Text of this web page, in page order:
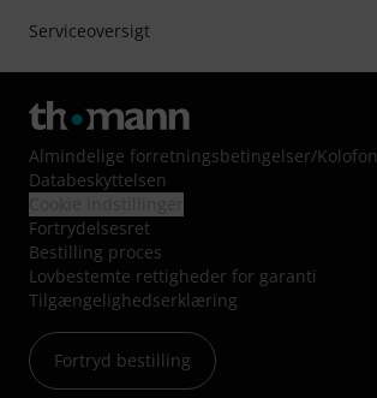
Serviceoversigt
Almindelige forretningsbetingelser/Kolofon
Databeskyttelsen
Fortrydelsesret
Bestilling proces
Lovbestemte rettigheder for garanti
Tilgængelighedserklæring
Fortryd bestilling